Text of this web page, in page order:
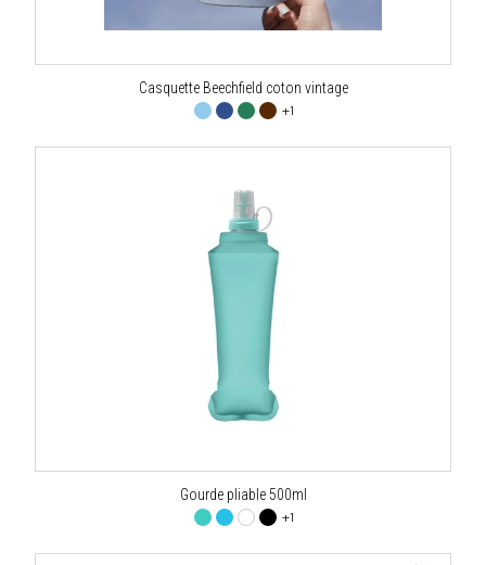
Casquette Beechfield coton vintage
+1
Gourde pliable 500ml
+1